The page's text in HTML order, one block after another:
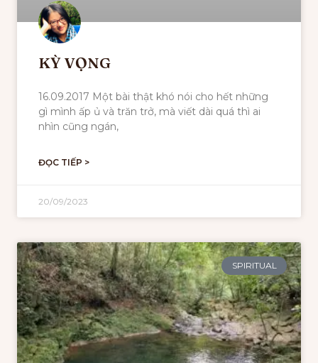
KỲ VỌNG
16.09.2017 Một bài thật khó nói cho hết những
gì mình ấp ủ và trăn trở, mà viết dài quá thì ai
nhìn cũng ngán,
ĐỌC TIẾP >
20/09/2023
SPIRITUAL